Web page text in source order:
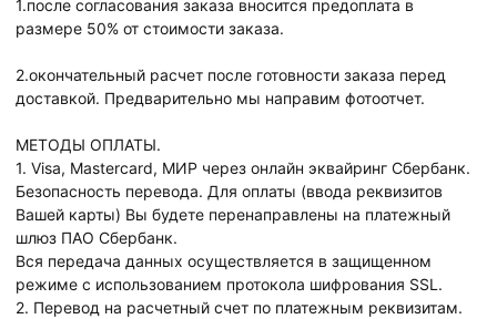
1.после согласования заказа вносится предоплата в
размере 50% от стоимости заказа.
2.окончательный расчет после готовности заказа перед
доставкой. Предварительно мы направим фотоотчет.
МЕТОДЫ ОПЛАТЫ.
1. Visa, Mastercard, МИР через онлайн эквайринг Сбербанк.
Безопасность перевода. Для оплаты (ввода реквизитов
Вашей карты) Вы будете перенаправлены на платежный
шлюз ПАО Сбербанк.
Вся передача данных осуществляется в защищенном
режиме с использованием протокола шифрования SSL.
2. Перевод на расчетный счет по платежным реквизитам.